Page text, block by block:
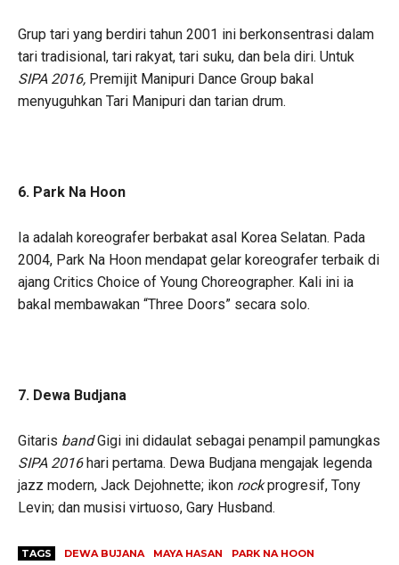
Grup tari yang berdiri tahun 2001 ini berkonsentrasi dalam
tari tradisional, tari rakyat, tari suku, dan bela diri. Untuk
SIPA 2016, Premijit Manipuri Dance Group bakal
menyuguhkan Tari Manipuri dan tarian drum.
6. Park Na Hoon
Ia adalah koreografer berbakat asal Korea Selatan. Pada
2004, Park Na Hoon mendapat gelar koreografer terbaik di
ajang Critics Choice of Young Choreographer. Kali ini ia
bakal membawakan “Three Doors” secara solo.
7. Dewa Budjana
Gitaris bandGigi ini didaulat sebagai penampil pamungkas
SIPA 2016hari pertama. Dewa Budjana mengajak legenda
jazz modern, Jack Dejohnette; ikon rockprogresif, Tony
Levin; dan musisi virtuoso, Gary Husband.
TAGS DEWA BUJANA MAYA HASAN PARK NA HOON